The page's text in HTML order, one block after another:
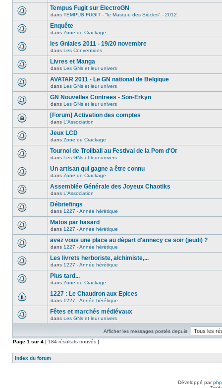
Tempus Fugit sur ElectroGN
dans TEMPUS FUGIT - "le Masque des Siècles" - 2012
Enquête
dans Zone de Crackage
les Gniales 2011 - 19/20 novembre
dans Les Conventions
Livres et Manga
dans Les GNs et leur univers
AVATAR 2011 - Le GN national de Belgique
dans Les GNs et leur univers
GN Nouvelles Contrees - Son-Erkyn
dans Les GNs et leur univers
[Forum] Activation des comptes
dans L'Association
Jeux LCD
dans Zone de Crackage
Tournoi de Trollball au Festival de la Pom d'Or
dans Les GNs et leur univers
Un artisan qui gagne a être connu
dans Zone de Crackage
Assemblée Générale des Joyeux Chaotiks
dans L'Association
Débriefings
dans 1227 - Année hérétique
Matos par hasard
dans 1227 - Année hérétique
avez vous une place au départ d'annecy ce soir (jeudi) ?
dans 1227 - Année hérétique
Les livrets herboriste, alchimiste,...
dans 1227 - Année hérétique
Plus tard...
dans Zone de Crackage
1227 : Le Chaudron aux Epices
dans 1227 - Année hérétique
Fêtes et marchés médiévaux
dans Les GNs et leur univers
Afficher les messages postés depuis:
Page 1 sur 4 [ 184 résultats trouvés ]
Index du forum
Développé par